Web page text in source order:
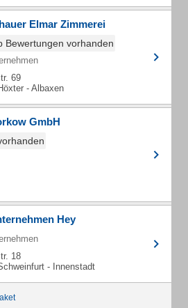
Elmar Zimmerei
Bewertungen vorhanden
69
- Albaxen
GmbH
Hey
18
- Innenstadt